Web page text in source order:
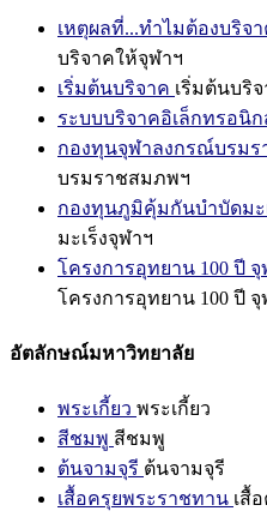
เหตุผลที่...ทำไมต้องบริจ
บริจาคให้จุฬาฯ
เริ่มต้นบริจาค เริ่มต้นบริ
ระบบบริจาคอิเล็กทรอนิ
กองทุนจุฬาลงกรณ์บรม
บรมราชสมภพฯ
กองทุนภูมิคุ้มกันบำบัดมะ
มะเร็งจุฬาฯ
โครงการอุทยาน 100 ปี
โครงการอุทยาน 100 ปี
อัตลักษณ์มหาวิทยาลัย
พระเกี้ยว พระเกี้ยว
สีชมพู สีชมพู
ต้นจามจุรี ต้นจามจุรี
เสื้อครุยพระราชทาน เสื้